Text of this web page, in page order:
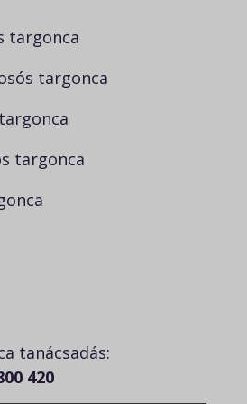
targonca
targonca
targonca
tanácsadás:
420